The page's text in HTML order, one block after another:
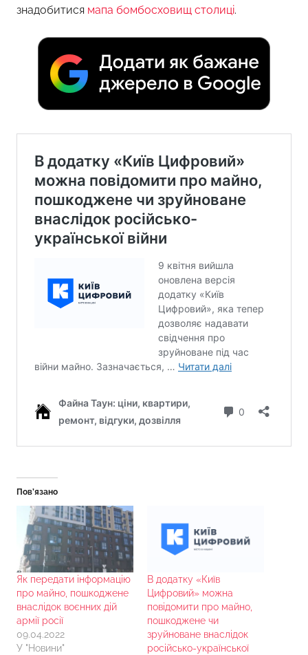
знадобитися мапа бомбосховищ столиці.
Пов’язано
Як передати інформацію
про майно, пошкоджене
внаслідок воєнних дій
армії росії
09.04.2022
У "Новини"
В додатку «Київ
Цифровий» можна
повідомити про майно,
пошкоджене чи
зруйноване внаслідок
російсько-української